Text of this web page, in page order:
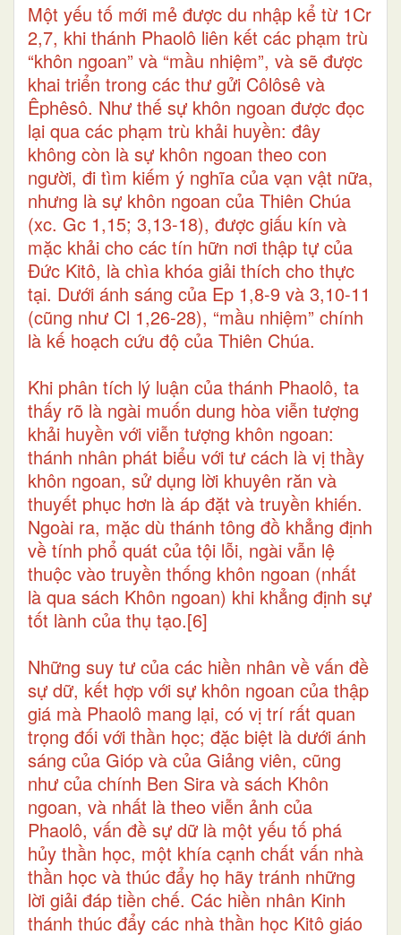
Một yếu tố mới mẻ được du nhập kể từ 1Cr
2,7, khi thánh Phaolô liên kết các phạm trù
“khôn ngoan” và “mầu nhiệm”, và sẽ được
khai triển trong các thư gửi Côlôsê và
Êphêsô. Như thế sự khôn ngoan được đọc
lại qua các phạm trù khải huyền: đây
không còn là sự khôn ngoan theo con
người, đi tìm kiếm ý nghĩa của vạn vật nữa,
nhưng là sự khôn ngoan của Thiên Chúa
(xc. Gc 1,15; 3,13-18), được giấu kín và
mặc khải cho các tín hữn nơi thập tự của
Đức Kitô, là chìa khóa giải thích cho thực
tại. Dưới ánh sáng của Ep 1,8-9 và 3,10-11
(cũng như Cl 1,26-28), “mầu nhiệm” chính
là kế hoạch cứu độ của Thiên Chúa.
Khi phân tích lý luận của thánh Phaolô, ta
thấy rõ là ngài muốn dung hòa viễn tượng
khải huyền với viễn tượng khôn ngoan:
thánh nhân phát biểu với tư cách là vị thầy
khôn ngoan, sử dụng lời khuyên răn và
thuyết phục hơn là áp đặt và truyền khiến.
Ngoài ra, mặc dù thánh tông đồ khẳng định
về tính phổ quát của tội lỗi, ngài vẫn lệ
thuộc vào truyền thống khôn ngoan (nhất
là qua sách Khôn ngoan) khi khẳng định sự
tốt lành của thụ tạo.[6]
Những suy tư của các hiền nhân về vấn đề
sự dữ, kết hợp với sự khôn ngoan của thập
giá mà Phaolô mang lại, có vị trí rất quan
trọng đối với thần học; đặc biệt là dưới ánh
sáng của Gióp và của Giảng viên, cũng
như của chính Ben Sira và sách Khôn
ngoan, và nhất là theo viễn ảnh của
Phaolô, vấn đề sự dữ là một yếu tố phá
hủy thần học, một khía cạnh chất vấn nhà
thần học và thúc đẩy họ hãy tránh những
lời giải đáp tiền chế. Các hiền nhân Kinh
thánh thúc đẩy các nhà thần học Kitô giáo